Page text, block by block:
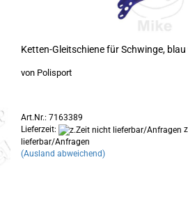
Ketten-Gleitschiene für Schwinge, blau
von Polisport
Art.Nr.: 7163389
Lieferzeit:
lieferbar/Anfragen
(Ausland abweichend)